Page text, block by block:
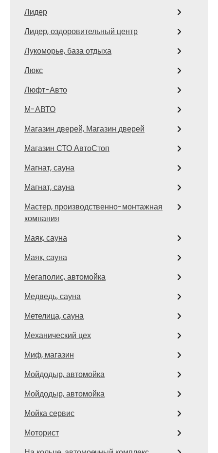
Лидер
Лидер, оздоровительный центр
Лукоморье, база отдыха
Люкс
Люфт-Авто
М-АВТО
Магазин дверей, Магазин дверей
Магазин СТО АвтоСтоп
Магнат, сауна
Магнат, сауна
Мастер, производственно-монтажная
компания
Маяк, сауна
Маяк, сауна
Мегаполис, автомойка
Медведь, сауна
Метелица, сауна
Механический цех
Миф, магазин
Мойдодыр, автомойка
Мойдодыр, автомойка
Мойка сервис
Моторист